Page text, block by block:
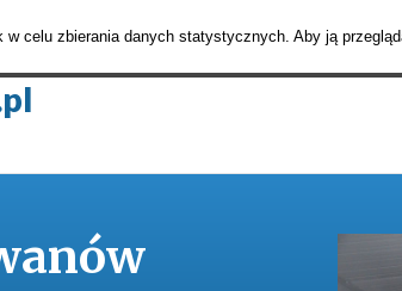
celu zbierania danych statystycznych. Aby ją